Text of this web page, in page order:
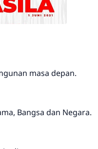
masa depan.
Bangsa dan Negara.